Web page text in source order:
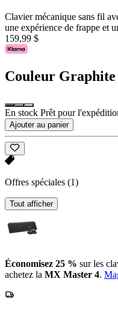
Clavier mécanique sans fil
une expérience de frappe et
159,99 $
Couleur Graphite
En stock Prêt pour
Ajouter au panier
Offres spéciales (1)
Tout afficher
Économisez 25 % sur les
achetez la MX Master 4.